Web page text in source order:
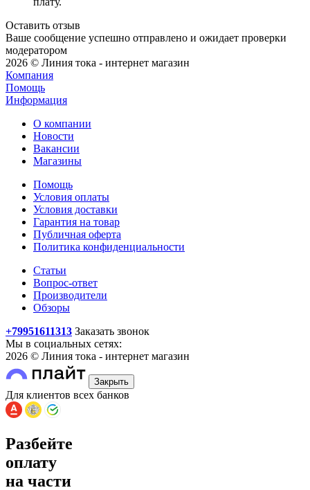
Оставить отзыв
Ваше сообщение успешно отправлено и ожидает проверки
модератором
2026 © Линия тока - интернет магазин
Компания
Помощь
Информация
О компании
Новости
Вакансии
Магазины
Помощь
Условия оплаты
Условия доставки
Гарантия на товар
Публичная оферта
Политика конфиденциальности
Статьи
Вопрос-ответ
Производители
Обзоры
+79951611313 Заказать звонок
Мы в социальных сетях:
2026 © Линия тока - интернет магазин
Закрыть
Для клиентов всех банков
Разбейте
оплату
на части